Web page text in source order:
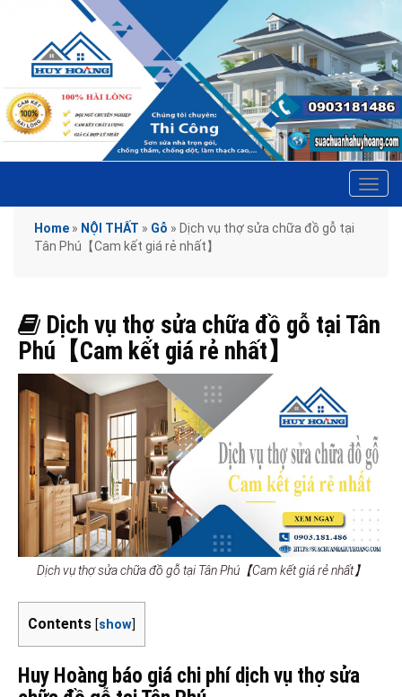
Home » NỘI THẤT » Gỗ » Dịch vụ thợ sửa chữa đồ gỗ tại
Tân Phú【Cam kết giá rẻ nhất】
Dịch vụ thợ sửa chữa đồ gỗ tại Tân
Phú【Cam kết giá rẻ nhất】
Dịch vụ thợ sửa chữa đồ gỗ tại Tân Phú【Cam kết giá rẻ nhất】
Contents [show]
Huy Hoàng báo giá chi phí dịch vụ thợ sửa